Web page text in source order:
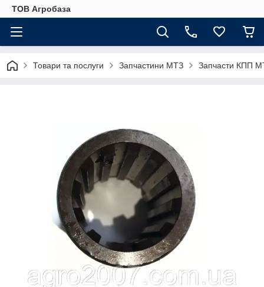
ТОВ Агробаза
Товари та послуги Запчастини МТЗ Запчасти КПП